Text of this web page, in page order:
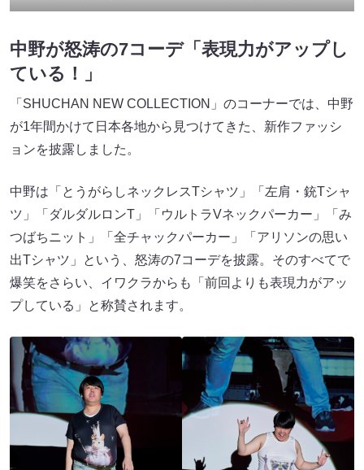
中野が怒涛の7コーデ「表現力がアップし
ている！」
「SHUCHAN NEW COLLECTION」のコーナーでは、中野
が1年間かけて日本各地から見つけてきた、新作ファッシ
ョンを披露しました。
中野は「とうがらしネックレスTシャツ」「左肩・銃Tシャ
ツ」「ダルダルロンT」「ウルトラVネックパーカー」「み
つばちニット」「全チャックパーカー」「アリソンの思い
出Tシャツ」という、怒涛の7コーデを披露。そのすべてで
爆笑をさらい、イワクラからも「前回よりも表現力がアッ
プしている」と称賛されます。